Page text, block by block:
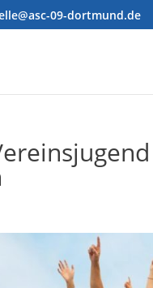
09-dortmund.de